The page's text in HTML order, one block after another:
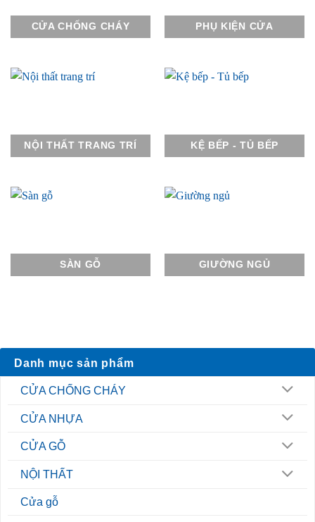
CỬA CHỐNG CHÁY PHỤ KIỆN CỬA
NỘI THẤT TRANG TRÍ KỆ BẾP - TỦ BẾP
SÀN GỖ GIƯỜNG NGỦ
Danh mục sản phẩm
CỬA CHỐNG CHÁY
CỬA NHỰA
CỬA GỖ
NỘI THẤT
Cửa gỗ